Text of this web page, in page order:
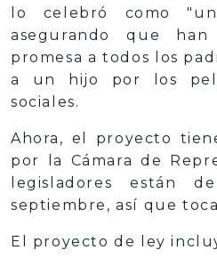
lo celebró como
asegurando que
promesa a todos los
a un hijo por los
sociales.
Ahora, el proyecto
por la Cámara de
legisladores están
septiembre, así que
El proyecto de ley